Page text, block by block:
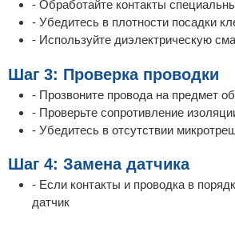
- Обработайте контакты
- Убедитесь в плотности посадки
- Используйте диэлектрическую
Шаг 3: Проверка проводки
- Прозвоните провода на предмет
- Проверьте сопротивление
- Убедитесь в отсутствии
Шаг 4: Замена датчика
- Если контакты и проводка в
датчик